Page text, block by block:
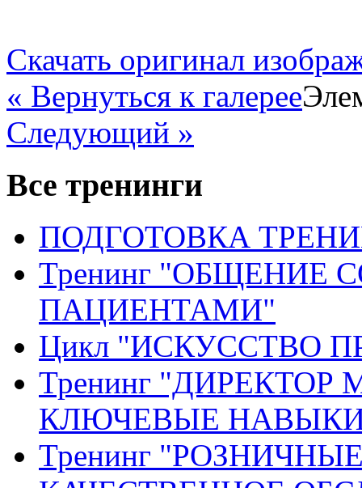
Скачать оригинал
« Вернуться к галерее
Следующий »
Все тренинги
ПОДГОТОВКА
Тренинг "ОБЩЕНИЕ
ПАЦИЕНТАМИ"
Цикл "ИСКУССТВО
Тренинг
КЛЮЧЕВЫЕ
Тренинг